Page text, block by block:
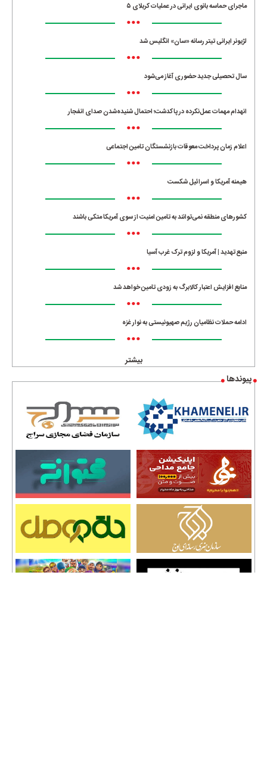
ماجرای حماسه‌ بانوی ایرانی در عملیات کربلای ۵
•••
لژیونر ایرانی تیتر رسانه «سان» انگلیس شد
•••
سال تحصیلی جدید حضوری آغاز می‌شود
•••
انهدام مهمات عمل‌نکرده در پاکدشت؛ احتمال شنیده‌شدن صدای انفجار
•••
اعلام زمان پرداخت معوقات بازنشستگان تامین اجتماعی
•••
هیمنه آمریکا و اسرائیل شکست
•••
کشورهای منطقه نمی‌توانند به تامین امنیت از سوی آمریکا متکی باشند
•••
منبع تهدید | آمریکا و لزوم ترک غرب آسیا
•••
منابع افزایش اعتبار کالابرگ به زودی تامین خواهد شد
•••
ادامه حملات نظامیان رژیم صهیونیستی به نوار غزه
•••
بیشتر
پیوندها